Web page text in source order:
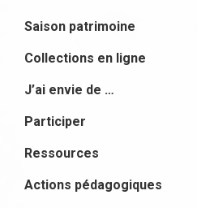
Saison patrimoine
Collections en ligne
J’ai envie de …
Participer
Ressources
Actions pédagogiques